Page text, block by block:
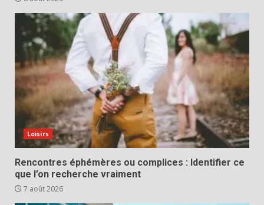
Loisirs
Rencontres éphémères ou complices : Identifier ce
que l’on recherche vraiment
7 août 2026